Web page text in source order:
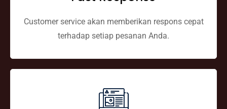
Customer service akan memberikan respons cepat
terhadap setiap pesanan Anda.